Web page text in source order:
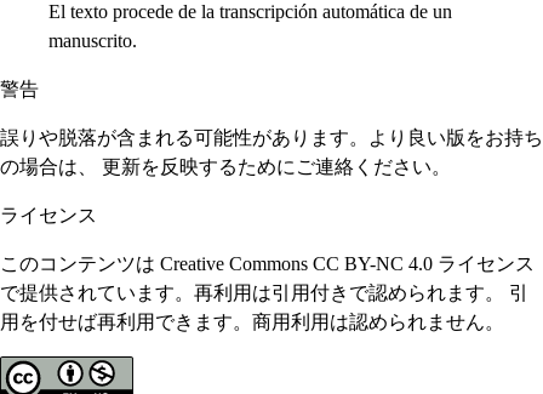
El texto procede de la transcripción automática de un
manuscrito.
警告
誤りや脱落が含まれる可能性があります。より良い版をお持ち
の場合は、 更新を反映するためにご連絡ください。
ライセンス
このコンテンツは Creative Commons CC BY-NC 4.0 ライセンス
で提供されています。再利用は引用付きで認められます。 引
用を付せば再利用できます。商用利用は認められません。